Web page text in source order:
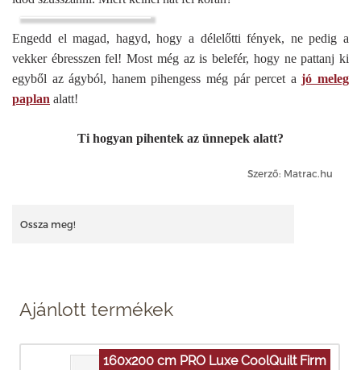
Engedd el magad, hagyd, hogy a délelőtti fények, ne pedig a
vekker ébresszen fel! Most még az is belefér, hogy ne pattanj ki
egyből az ágyból, hanem pihengess még pár percet ajó meleg
paplan alatt!
Ti hogyan pihentek az ünnepek alatt?
Szerző: Matrac.hu
Ossza meg!
Ajánlott termékek
160x200 cm PRO Luxe CoolQuilt Firm